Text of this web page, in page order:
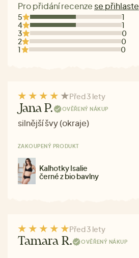
Pro přidání recenze se přihlaste
5
1
4
1
3
0
2
0
1
0
Před 3 lety
Jana P. OVĚŘENÝ NÁKUP
silnější švy (okraje)
ZAKOUPENÝ PRODUKT
Kalhotky Isalie
černé z bio bavlny
Před 3 lety
Tamara R. OVĚŘENÝ NÁKUP